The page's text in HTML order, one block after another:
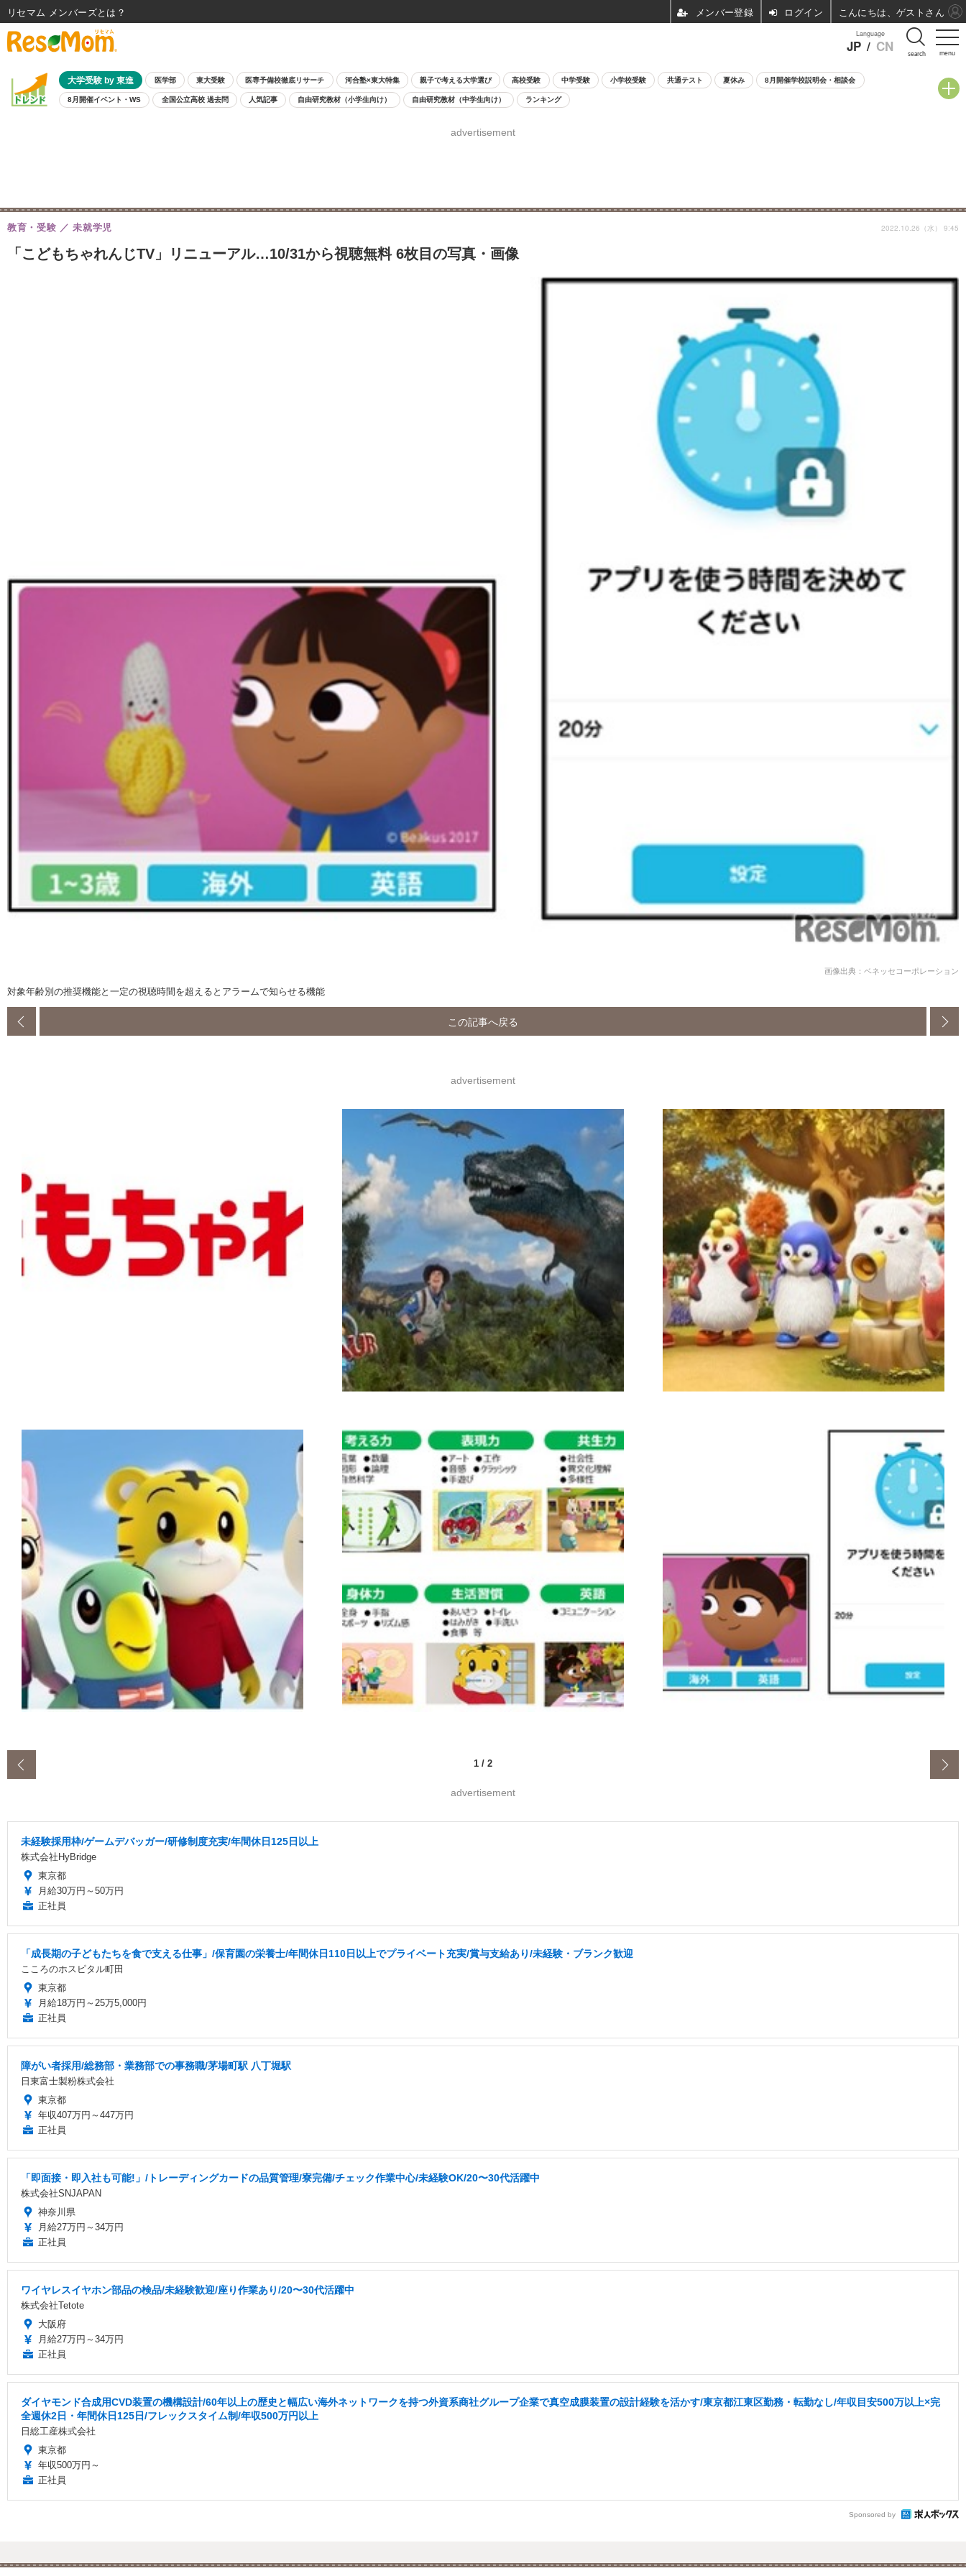
menu
Language
JP / CN search
大学受験 by 東進 医学部 東大受験 医専予備校徹底リサーチ 河合塾×東大特集 親子で考える大学選び 高校受験 中学受験 小学校受験 共通テスト 夏休み 8月開催学校説明会・相談会
8月開催イベント・WS 全国公立高校 過去問 人気記事 自由研究教材（小学生向け） 自由研究教材（中学生向け） ランキング
advertisement
「こどもちゃれんじTV」リニューアル…10/31から視聴無料 6枚目の写真・画像
教育・受験 未就学児 2022.10.26（水） 9:45
画像出典：ベネッセコーポレーション
対象年齢別の推奨機能と一定の視聴時間を超えるとアラームで知らせる機能
この記事へ戻る
advertisement
1 / 2
advertisement
未経験採用枠/ゲームデバッガー/研修制度充実/年間休日125日以上
株式会社HyBridge
東京都
月給30万円～50万円
正社員
「成長期の子どもたちを食で支える仕事」/保育園の栄養士/年間休日110日以上でプライベート充実/賞与支給あり/未経験・ブランク歓迎
こころのホスピタル町田
東京都
月給18万円～25万5,000円
正社員
障がい者採用/総務部・業務部での事務職/茅場町駅 八丁堀駅
日東富士製粉株式会社
東京都
年収407万円～447万円
正社員
「即面接・即入社も可能!」/トレーディングカードの品質管理/寮完備/チェック作業中心/未経験OK/20〜30代活躍中
株式会社SNJAPAN
神奈川県
月給27万円～34万円
正社員
ワイヤレスイヤホン部品の検品/未経験歓迎/座り作業あり/20〜30代活躍中
株式会社Tetote
大阪府
月給27万円～34万円
正社員
ダイヤモンド合成用CVD装置の機構設計/60年以上の歴史と幅広い海外ネットワークを持つ外資系商社グループ企業で真空成膜装置の設計経験を活かす/東京都江東区勤務・転勤なし/年収目安500万以上×完
全週休2日・年間休日125日/フレックスタイム制/年収500万円以上
日総工産株式会社
東京都
年収500万円～
正社員
Sponsored by
リセマム メンバーズ ログイン こんにちは、ゲストさん